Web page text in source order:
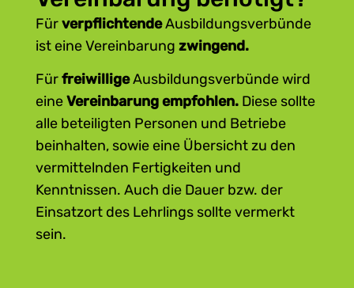
weiterhin vom Lehrberechtigten
bezahlt.
Ausbildungsverbund trägt der
Lehrberechtigte, dem Lehrling dürfen
keine zusätzlichen Kosten entstehen.
Die Ausbildung im
Ausbildungsverbund gilt als
Arbeitszeit.
FürverpflichtendeAusbildungsverbünde
ist eine Vereinbarung zwingend.
FürfreiwilligeAusbildungsverbünde wird
eineVereinbarung empfohlen.Diese sollte
alle beteiligten Personen und Betriebe
beinhalten, sowie eine Übersicht zu den
vermittelnden Fertigkeiten und
Kenntnissen. Auch die Dauer bzw. der
Einsatzort des Lehrlings sollte vermerkt
sein.